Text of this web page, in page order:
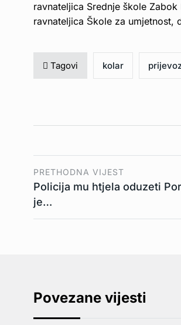
ravnateljica Srednje škole
ravnateljica Škole za umjetnost,
Tagovi kolar
PRETHODNA VIJEST
Policija mu htjela oduzeti
je…
Povezane vijesti